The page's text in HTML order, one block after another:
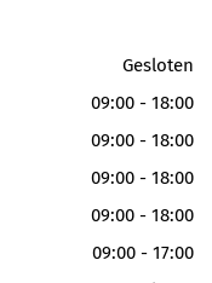
Gesloten
09:00 - 18:00
09:00 - 18:00
09:00 - 18:00
09:00 - 18:00
09:00 - 17:00